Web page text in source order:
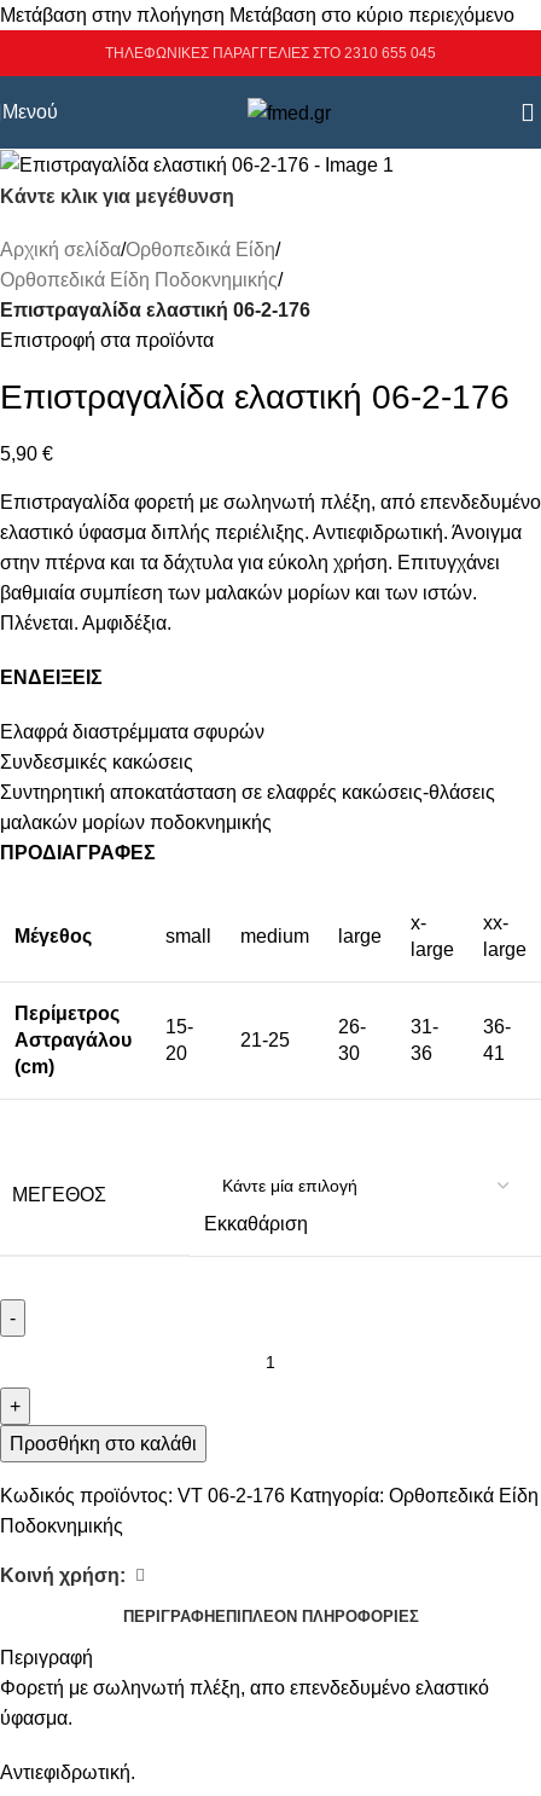
Μετάβαση στην πλοήγηση Μετάβαση στο κύριο περιεχόμενο
ΤΗΛΕΦΩΝΙΚΕΣ ΠΑΡΑΓΓΕΛΙΕΣ ΣΤΟ 2310 655 045
Μενού
Κάντε κλικ για μεγέθυνση
Αρχική σελίδα/Ορθοπεδικά Είδη/
Ορθοπεδικά Είδη Ποδοκνημικής/
Επιστραγαλίδα ελαστική 06-2-176
Επιστροφή στα προϊόντα
Επιστραγαλίδα ελαστική 06-2-176
5,90 €
Επιστραγαλίδα φορετή με σωληνωτή πλέξη, από επενδεδυμένο
ελαστικό ύφασμα διπλής περιέλιξης. Αντιεφιδρωτική. Άνοιγμα
στην πτέρνα και τα δάχτυλα για εύκολη χρήση. Επιτυγχάνει
βαθμιαία συμπίεση των μαλακών μορίων και των ιστών.
Πλένεται. Αμφιδέξια.
ΕΝΔΕΙΞΕΙΣ
Ελαφρά διαστρέμματα σφυρών
Συνδεσμικές κακώσεις
Συντηρητική αποκατάσταση σε ελαφρές κακώσεις-θλάσεις
μαλακών μορίων ποδοκνημικής
ΠΡΟΔΙΑΓΡΑΦΕΣ
Μέγεθος small medium large
x-
large
xx-
large
Περίμετρος
Αστραγάλου
(cm)
15-
20
21-25
26-
30
31-
36
36-
41
ΜΈΓΕΘΟΣ
Εκκαθάριση
-
+
Προσθήκη στο καλάθι
Κωδικός προϊόντος: VT 06-2-176 Κατηγορία: Ορθοπεδικά Είδη
Ποδοκνημικής
Κοινή χρήση:
ΠΕΡΙΓΡΑΦΉ ΕΠΙΠΛΈΟΝ ΠΛΗΡΟΦΟΡΊΕΣ
Περιγραφή
Φορετή με σωληνωτή πλέξη, απο επενδεδυμένο ελαστικό
ύφασμα.
Αντιεφιδρωτική.